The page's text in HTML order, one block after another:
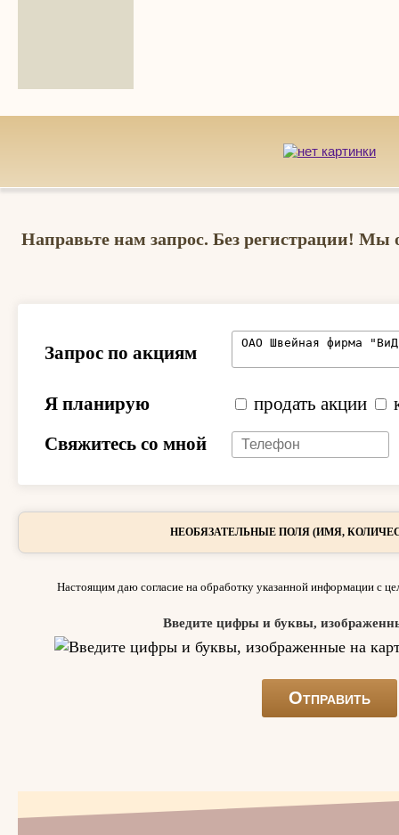
Направьте нам запрос. Без регистрации! Мы
Запрос по акциям
Я планирую продать акции
Свяжитесь со мной
НЕОБЯЗАТЕЛЬНЫЕ ПОЛЯ (ИМЯ,
Настоящим даю согласие на обработку указанной информации с
Введите цифры и буквы,